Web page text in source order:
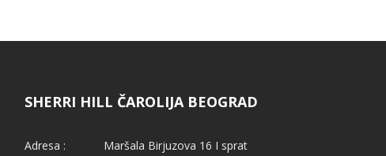
SHERRI HILL ČAROLIJA BEOGRAD
Adresa :
Maršala Birjuzova 16 I sprat